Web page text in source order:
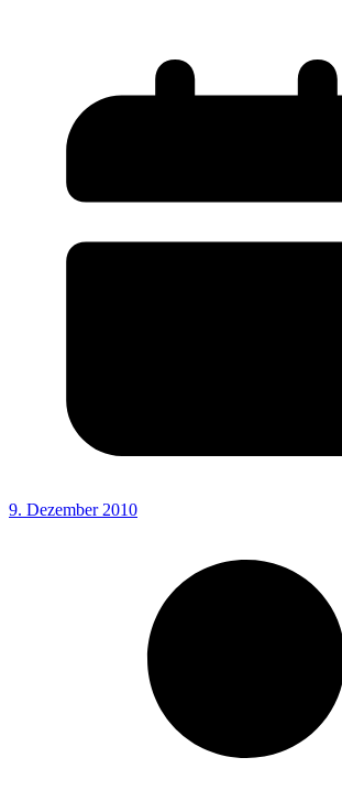
9. Dezember 2010